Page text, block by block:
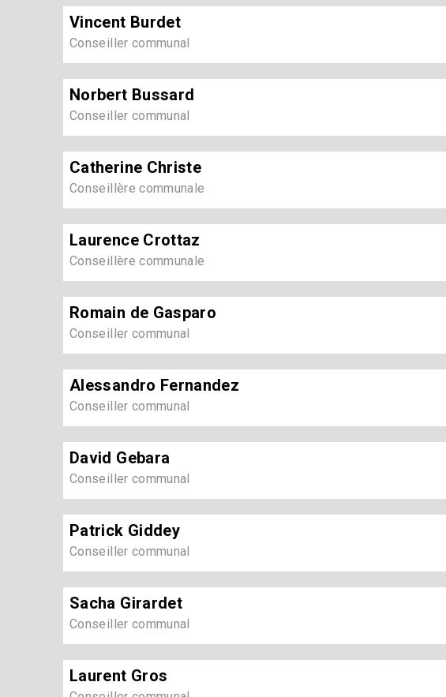
Vincent Burdet
Conseiller communal
Norbert Bussard
Conseiller communal
Catherine Christe
Conseillère communale
Laurence Crottaz
Conseillère communale
Romain de Gasparo
Conseiller communal
Alessandro Fernandez
Conseiller communal
David Gebara
Conseiller communal
Patrick Giddey
Conseiller communal
Sacha Girardet
Conseiller communal
Laurent Gros